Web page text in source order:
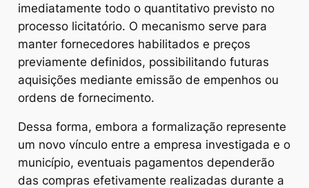
imediatamente todo o quantitativo previsto no
processo licitatório. O mecanismo serve para
manter fornecedores habilitados e preços
previamente definidos, possibilitando futuras
aquisições mediante emissão de empenhos ou
ordens de fornecimento.
Dessa forma, embora a formalização represente
um novo vínculo entre a empresa investigada e o
município, eventuais pagamentos dependerão
das compras efetivamente realizadas durante a